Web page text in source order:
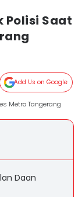
Polisi Saat
Add Us on Google
Metro Tangerang
Daan